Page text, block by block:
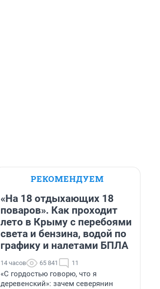
РЕКОМЕНДУЕМ
«На 18 отдыхающих 18
поваров». Как проходит
лето в Крыму с перебоями
света и бензина, водой по
графику и налетами БПЛА
14 часов 65 841 11
«С гордостью говорю, что я
деревенский»: зачем северянин